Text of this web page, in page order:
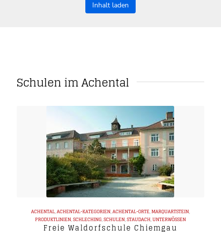
Inhalt laden
Schulen im Achental
ACHENTAL,ACHENTAL-KATEGORIEN,ACHENTAL-ORTE,MARQUARTSTEIN,
PRODUKTLINIEN,SCHLECHING,SCHULEN,STAUDACH,UNTERWÖSSEN
Freie Waldorfschule Chiemgau